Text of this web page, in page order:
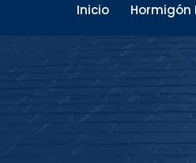
Inicio Hormigón